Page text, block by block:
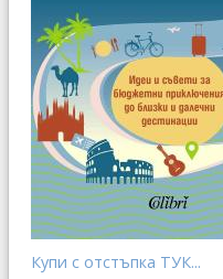
Купи с отстъпка ТУК...